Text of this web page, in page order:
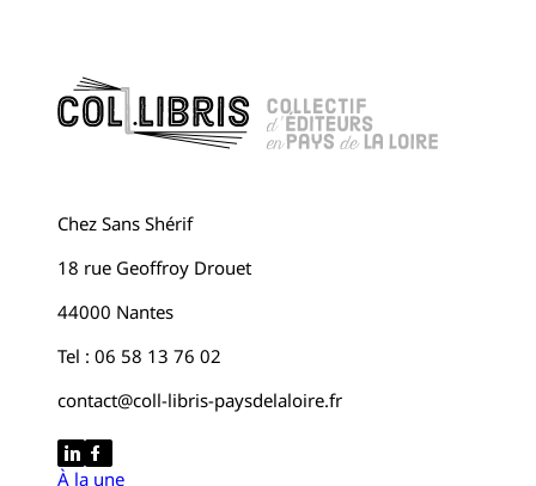
Chez Sans Shérif
18 rue Geoffroy Drouet
44000 Nantes
Tel : 06 58 13 76 02
contact@coll-libris-paysdelaloire.fr
À la une